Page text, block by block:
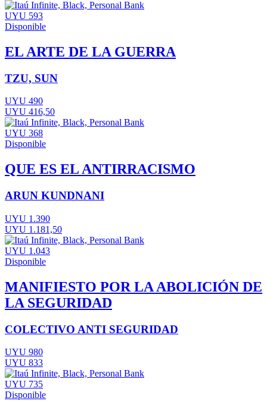
UYU 593
Disponible
EL ARTE DE LA GUERRA
TZU, SUN
UYU 490
UYU 416,50
UYU 368
Disponible
QUE ES EL ANTIRRACISMO
ARUN KUNDNANI
UYU 1.390
UYU 1.181,50
UYU 1.043
Disponible
MANIFIESTO POR LA ABOLICIÓN DE
LA SEGURIDAD
COLECTIVO ANTI SEGURIDAD
UYU 980
UYU 833
UYU 735
Disponible